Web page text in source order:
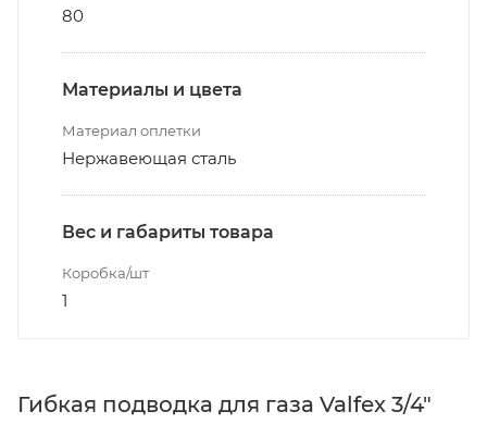
80
Материалы и цвета
Материал оплетки
Нержавеющая сталь
Вес и габариты товара
Коробка/шт
1
Гибкая подводка для газа Valfex 3/4"